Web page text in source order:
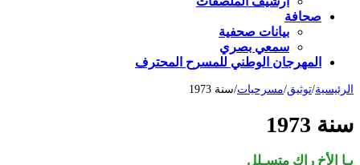
صحافة
بيانات صحفية
سمعي بصري
المهرجان الوطني للمسرح المحترف
الرئيسية/توثيق/مسرحيات/سنة 1973
سنة 1973
يـا الأخ راك متسـلل